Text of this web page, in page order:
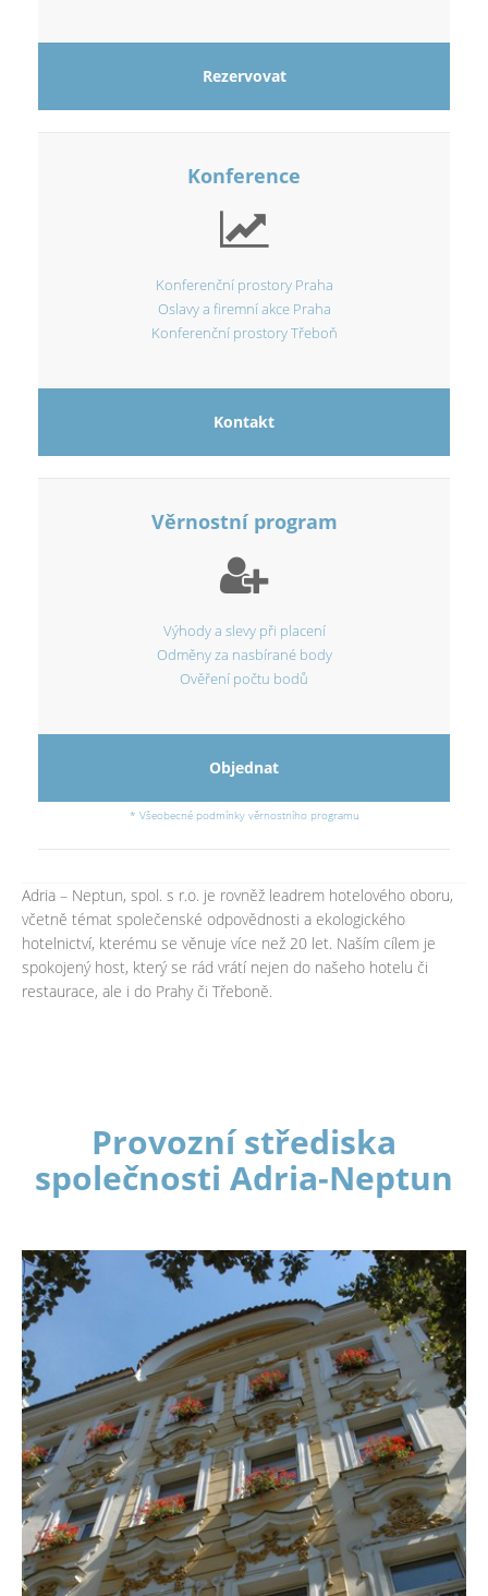
Rezervovat
Konference
Konferenční prostory Praha
Oslavy a firemní akce Praha
Konferenční prostory Třeboň
Kontakt
Věrnostní program
Výhody a slevy při placení
Odměny za nasbírané body
Ověření počtu bodů
Objednat
* Všeobecné podmínky věrnostního programu
Adria – Neptun, spol. s r.o. je rovněž leadrem hotelového oboru,
včetně témat společenské odpovědnosti a ekologického
hotelnictví, kterému se věnuje více než 20 let. Naším cílem je
spokojený host, který se rád vrátí nejen do našeho hotelu či
restaurace, ale i do Prahy či Třeboně.
Provozní střediska
společnosti Adria-Neptun